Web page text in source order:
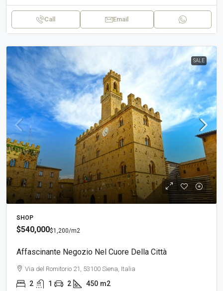
Call Email
SALE
SHOP
$540,000$1,200/m2
Affascinante Negozio Nel Cuore Della Città
Via del Romitorio 21, 53100 Siena, Italia
2 1 2 450 m2